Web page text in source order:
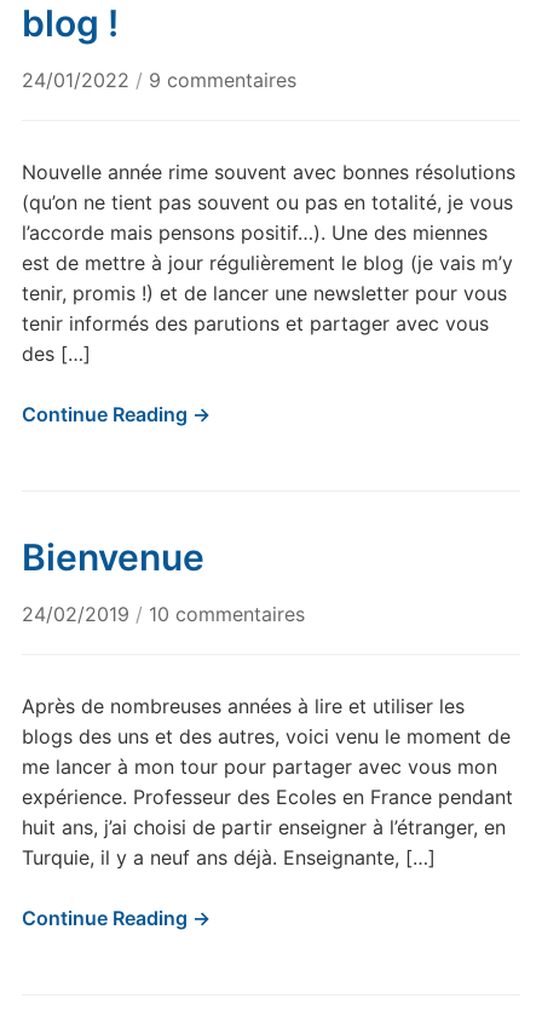
blog !
24/01/2022 / 9 commentairessur
la
newsletter
du
blog
!
Nouvelle année rime souvent avec bonnes résolutions
(qu’on ne tient pas souvent ou pas en totalité, je vous
l’accorde mais pensons positif…). Une des miennes
est de mettre à jour régulièrement le blog (je vais m’y
tenir, promis !) et de lancer une newsletter pour vous
tenir informés des parutions et partager avec vous
des […]
Continue Reading →
Bienvenue
24/02/2019 / 10 commentairessur
Après de nombreuses années à lire et utiliser les
blogs des uns et des autres, voici venu le moment de
me lancer à mon tour pour partager avec vous mon
expérience. Professeur des Ecoles en France pendant
huit ans, j’ai choisi de partir enseigner à l’étranger, en
Turquie, il y a neuf ans déjà. Enseignante, […]
Continue Reading →